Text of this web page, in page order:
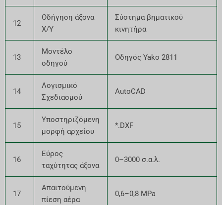
12
Οδήγηση άξονα
X/Y
Σύστημα βηματικού
κινητήρα
13
Μοντέλο
οδηγού
Οδηγός Yako 2811
14
Λογισμικό
Σχεδιασμού
AutoCAD
15
Υποστηριζόμενη
μορφή αρχείου
*.DXF
16
Εύρος
ταχύτητας άξονα
0–3000 σ.α.λ.
17
Απαιτούμενη
πίεση αέρα
0,6–0,8 MPa